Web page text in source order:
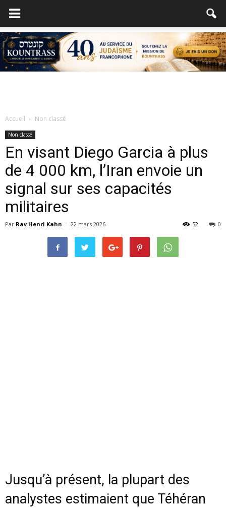
Accueil Non classé
Non classé
En visant Diego Garcia à plus
de 4 000 km, l’Iran envoie un
signal sur ses capacités
militaires
Par Rav Henri Kahn - 22 mars 2026 0
52
Jusqu’à présent, la plupart des
analystes estimaient que Téhéran